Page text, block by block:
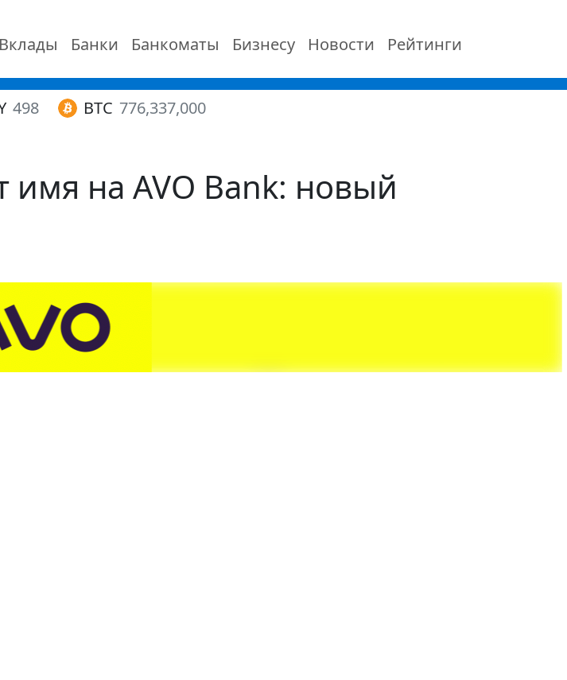
Вклады Банки Банкоматы Бизнесу Новости Рейтинги
498 BTC 776,337,000
имя на AVO Bank: новый